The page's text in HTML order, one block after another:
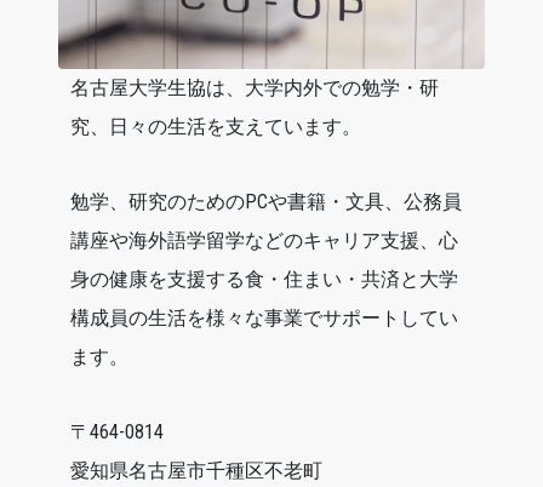
名古屋大学生協は、大学内外での勉学・研
究、日々の生活を支えています。
勉学、研究のためのPCや書籍・文具、公務員
講座や海外語学留学などのキャリア支援、心
身の健康を支援する食・住まい・共済と大学
構成員の生活を様々な事業でサポートしてい
ます。
〒464-0814
愛知県名古屋市千種区不老町